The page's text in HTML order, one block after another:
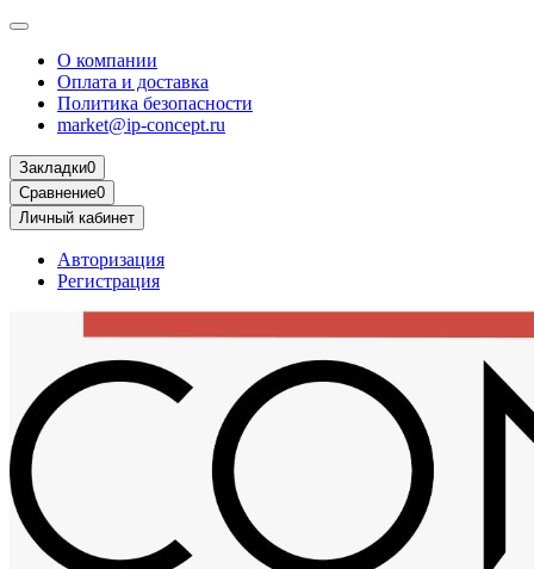
О компании
Оплата и доставка
Политика безопасности
market@ip-concept.ru
Закладки0
Сравнение0
Личный кабинет
Авторизация
Регистрация